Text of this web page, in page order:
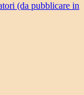
(da pubblicare in